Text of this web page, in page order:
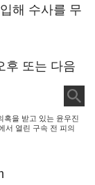
해 수사를 무
후 또는 다음
혹을 받고 있는 윤우진
서 열린 구속 전 피의